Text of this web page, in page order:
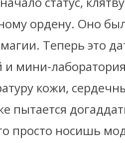
ордену. Оно
Теперь это
мини-
кожи,
просто носишь